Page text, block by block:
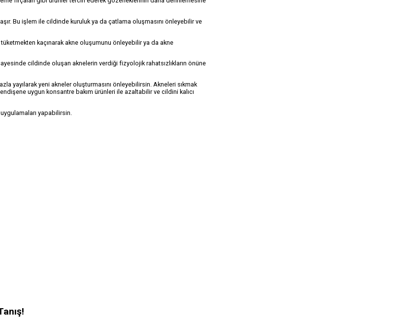
Bu işlem ile cildinde kuruluk ya da çatlama oluşmasını önleyebilir ve
kaçınarak akne oluşumunu önleyebilir ya da akne
cildinde oluşan aknelerin verdiği fizyolojik rahatsızlıkların önüne
yayılarak yeni akneler oluşturmasını önleyebilirsin. Akneleri sıkmak
uygun konsantre bakım ürünleri ile azaltabilir ve cildini kalıcı
yapabilirsin.